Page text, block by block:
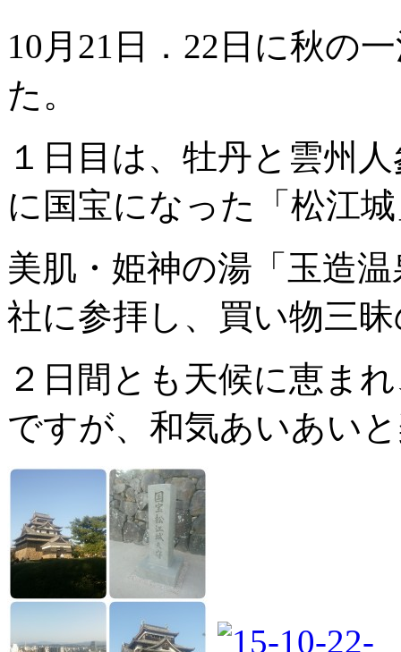
10月21日．22日に秋の
た。
１日目は、牡丹と雲州
に国宝になった「松江
美肌・姫神の湯「玉造
社に参拝し、買い物三
２日間とも天候に恵ま
ですが、和気あいあい